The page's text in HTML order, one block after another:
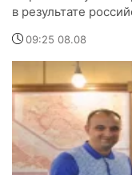
в результате
09:25 08.08